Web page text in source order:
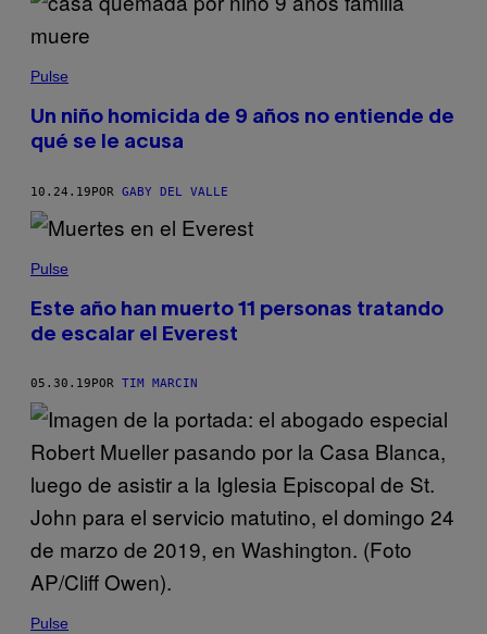
Pulse
Un niño homicida de 9 años no entiende de
qué se le acusa
10.24.19POR GABY DEL VALLE
Pulse
Este año han muerto 11 personas tratando
de escalar el Everest
05.30.19 POR TIM MARCIN
Pulse